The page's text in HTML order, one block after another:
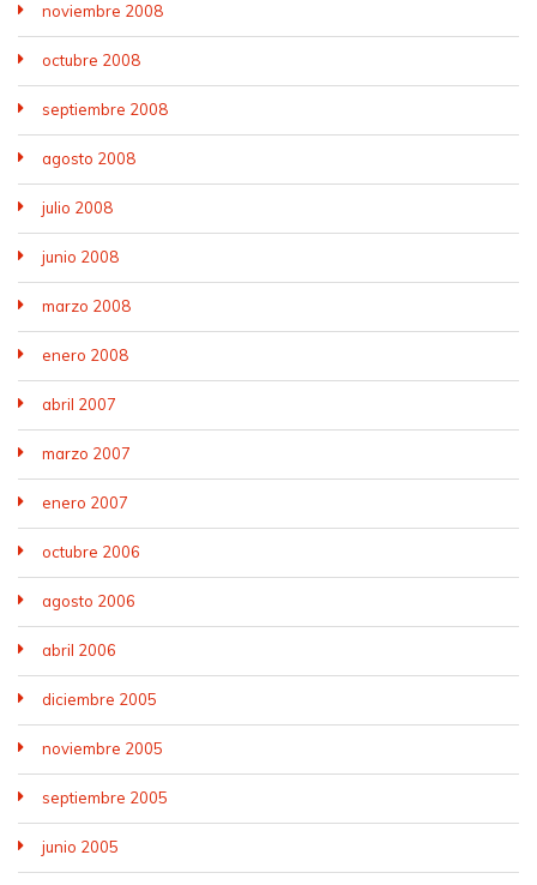
noviembre 2008
octubre 2008
septiembre 2008
agosto 2008
julio 2008
junio 2008
marzo 2008
enero 2008
abril 2007
marzo 2007
enero 2007
octubre 2006
agosto 2006
abril 2006
diciembre 2005
noviembre 2005
septiembre 2005
junio 2005